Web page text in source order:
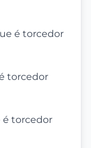
é torcedor
torcedor
é torcedor